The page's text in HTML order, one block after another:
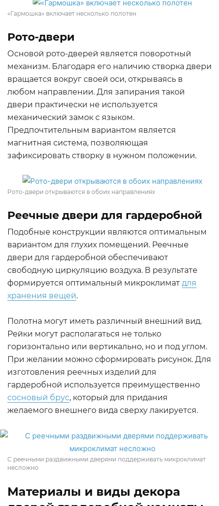
«Гармошка» включает несколько полотен
Рото-двери
Основой рото-дверей является поворотный
механизм. Благодаря его наличию створка двери
вращается вокруг своей оси, открываясь в
любом направлении. Для запирания такой
двери практически не используется
механический замок с языком.
Предпочтительным вариантом является
магнитная система, позволяющая
зафиксировать створку в нужном положении.
Рото-двери открываются в обоих направлениях
Реечные двери для гардеробной
Подобные конструкции являются оптимальным
вариантом для глухих помещений. Реечные
двери для гардеробной обеспечивают
свободную циркуляцию воздуха. В результате
формируется оптимальный микроклимат для
хранения вещей.
Полотна могут иметь различный внешний вид.
Рейки могут располагаться не только
горизонтально или вертикально, но и под углом.
При желании можно сформировать рисунок. Для
изготовления реечных изделий для
гардеробной используется преимущественно
сосновый брус, который для придания
желаемого внешнего вида сверху лакируется.
С реечными раздвижными дверями поддерживать микроклимат
несложно
Материалы и виды декора